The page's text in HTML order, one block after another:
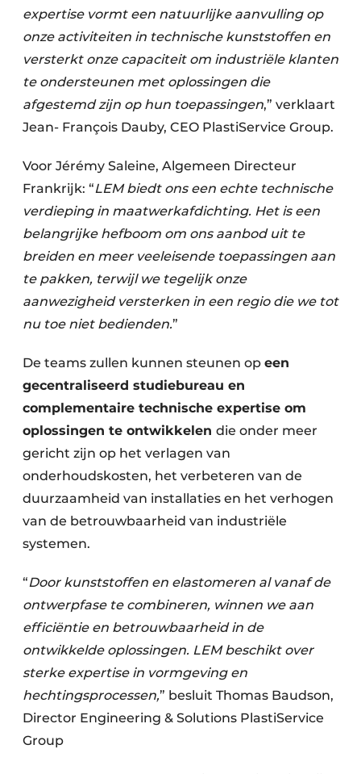
expertise vormt een natuurlijke aanvulling op
onze activiteiten in technische kunststoffen en
versterkt onze capaciteit om industriële klanten
te ondersteunen met oplossingen die
afgestemd zijn op hun toepassingen,” verklaart
Jean- François Dauby, CEO PlastiService Group.
Voor Jérémy Saleine, Algemeen Directeur
Frankrijk: “LEM biedt ons een echte technische
verdieping in maatwerkafdichting. Het is een
belangrijke hefboom om ons aanbod uit te
breiden en meer veeleisende toepassingen aan
te pakken, terwijl we tegelijk onze
aanwezigheid versterken in een regio die we tot
nu toe niet bedienden.”
De teams zullen kunnen steunen op een
gecentraliseerd studiebureau en
complementaire technische expertise om
oplossingen te ontwikkelen die onder meer
gericht zijn op het verlagen van
onderhoudskosten, het verbeteren van de
duurzaamheid van installaties en het verhogen
van de betrouwbaarheid van industriële
systemen.
“Door kunststoffen en elastomeren al vanaf de
ontwerpfase te combineren, winnen we aan
efficiëntie en betrouwbaarheid in de
ontwikkelde oplossingen. LEM beschikt over
sterke expertise in vormgeving en
hechtingsprocessen,” besluit Thomas Baudson,
Director Engineering & Solutions PlastiService
Group